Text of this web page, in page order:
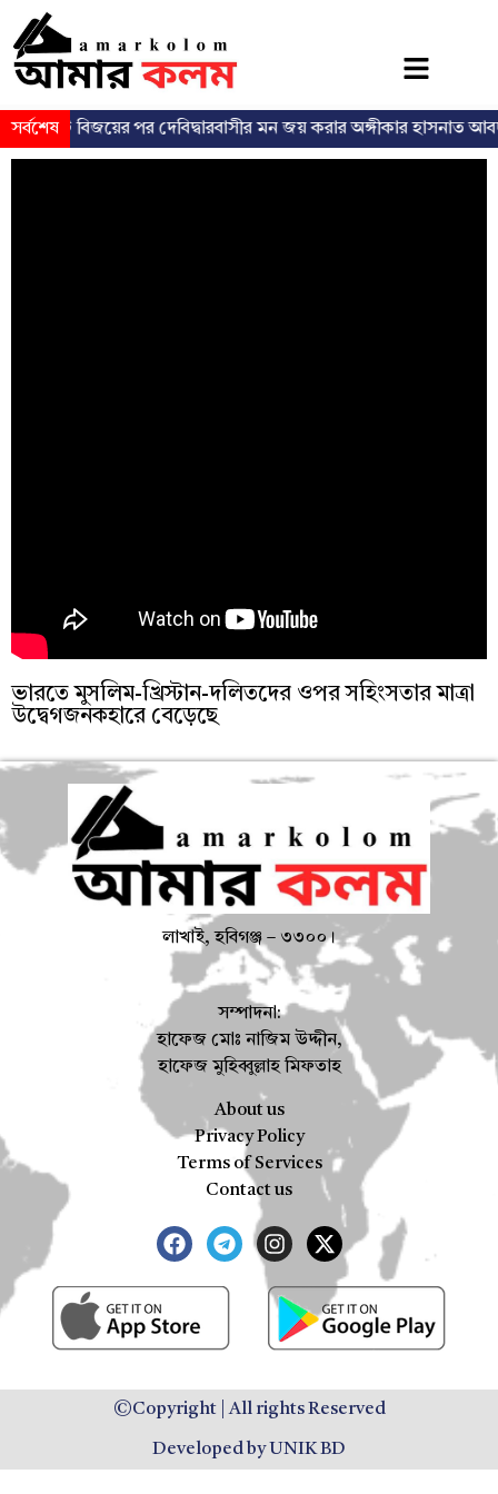
সর্বশেষ
ভোটে বিজয়ের পর দেবিদ্বারবাসীর মন জয় করার অঙ্গীকার হাসনাত
ভারতে মুসলিম-খ্রিস্টান-দলিতদের ওপর সহিংসতার মাত্রা
উদ্বেগজনকহারে বেড়েছে
লাখাই, হবিগঞ্জ – ৩৩০০।
সম্পাদনা:
হাফেজ মোঃ নাজিম উদ্দীন,
হাফেজ মুহিব্বুল্লাহ মিফতাহ
About us
Privacy Policy
Terms of Services
Contact us
©Copyright | All rights Reserved
Developed by UNIK BD